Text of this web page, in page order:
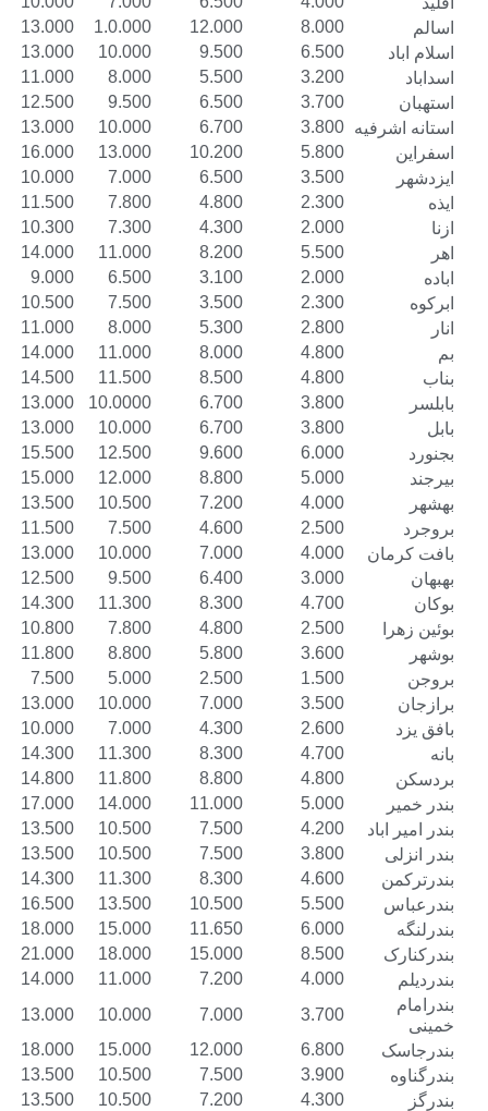
8.000
12.000
1.0.000
13.000
15.000
6.500
9.500
10.000
13.000
16.000
3.200
5.500
8.000
11.000
14.000
3.700
6.500
9.500
12.500
15.000
3.800
6.700
10.000
13.000
16.000
5.800
10.200
13.000
16.000
19.000
3.500
6.500
7.000
10.000
13.000
2.300
4.800
7.800
11.500
14.500
2.000
4.300
7.300
10.300
13.300
5.500
8.200
11.000
14.000
17.000
2.000
3.100
6.500
9.000
11.500
2.300
3.500
7.500
10.500
13.500
2.800
5.300
8.000
11.000
14.000
4.800
8.000
11.000
14.000
17.000
4.800
8.500
11.500
14.500
16.500
3.800
6.700
10.0000
13.000
16.000
3.800
6.700
10.000
13.000
16.000
6.000
9.600
12.500
15.500
18.500
5.000
8.800
12.000
15.000
18.000
4.000
7.200
10.500
13.500
16.500
2.500
4.600
7.500
11.500
14.000
4.000
7.000
10.000
13.000
16.000
3.000
6.400
9.500
12.500
15.500
4.700
8.300
11.300
14.300
17.300
2.500
4.800
7.800
10.800
13.800
3.600
5.800
8.800
11.800
14.800
1.500
2.500
5.000
7.500
10.000
3.500
7.000
10.000
13.000
16.000
2.600
4.300
7.000
10.000
13.000
4.700
8.300
11.300
14.300
17.300
4.800
8.800
11.800
14.800
17.500
5.000
11.000
14.000
17.000
20.000
4.200
7.500
10.500
13.500
16.500
3.800
7.500
10.500
13.500
16.500
4.600
8.300
11.300
14.300
17.300
5.500
10.500
13.500
16.500
19.500
6.000
11.650
15.000
18.000
21.000
8.500
15.000
18.000
21.000
24.000
4.000
7.200
11.000
14.000
17.000
3.700
7.000
10.000
13.000
16.000
6.800
12.000
15.000
18.000
21.000
3.900
7.500
10.500
13.500
16.500
4.300
7.200
10.500
13.500
16.500